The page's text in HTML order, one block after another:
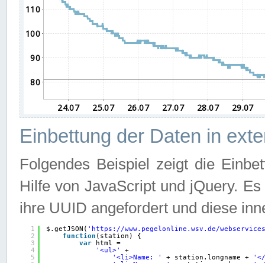
Einbettung der Daten in
Folgendes Beispiel zeigt die
Hilfe von JavaScript und jQuery.
ihre UUID angefordert und diese
1
2
3
4
5
$.getJSON( ' https://www.pegelonline.wsv.de/
function (station) {
var
html =
'<ul>'
+
'<li>Name: '
+ station.longname +